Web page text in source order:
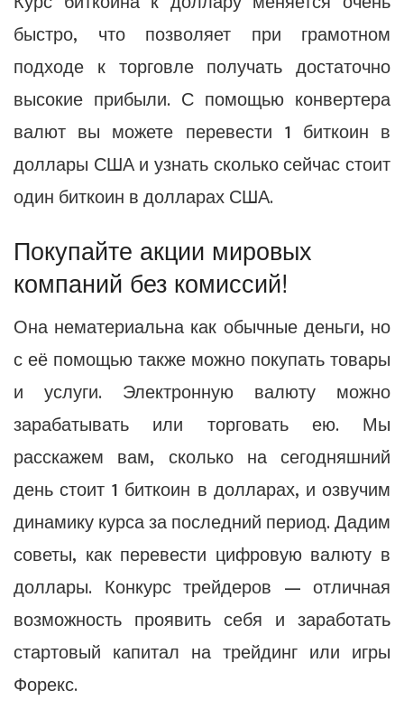
быстро, что позволяет при грамотном
подходе к торговле получать достаточно
высокие прибыли. С помощью конвертера
валют вы можете перевести 1 биткоин в
доллары США и узнать сколько сейчас стоит
один биткоин в долларах США.
Покупайте акции мировых
компаний без комиссий!
Она нематериальна как обычные деньги, но
с её помощью также можно покупать товары
и услуги. Электронную валюту можно
зарабатывать или торговать ею. Мы
расскажем вам, сколько на сегодняшний
день стоит 1 биткоин в долларах, и озвучим
динамику курса за последний период. Дадим
советы, как перевести цифровую валюту в
доллары. Конкурс трейдеров — отличная
возможность проявить себя и заработать
стартовый капитал на трейдинг или игры
Форекс.